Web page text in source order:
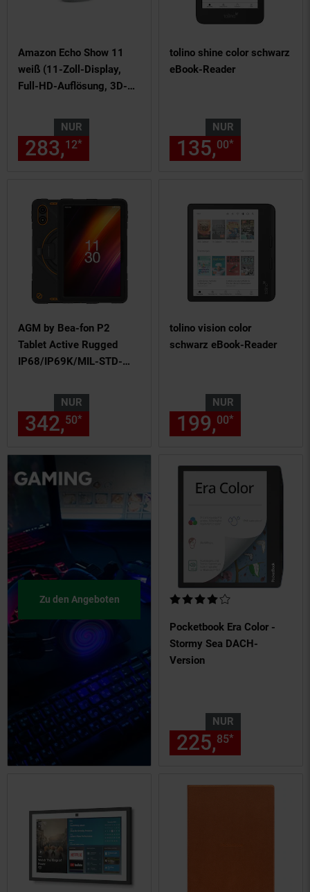
Amazon Echo Show 11
weiß (11-Zoll-Display,
Full-HD-Auflösung, 3D-
NUR
283,12* € Sternchen
tolino shine color schwarz
eBook-Reader
NUR
135,00*
AGM by Bea-fon P2
Tablet Active Rugged
IP68/IP69K/MIL-STD-
NUR
342,50* € Sternchen
tolino vision color
schwarz eBook-Reader
NUR
199,00*
Zu den Angeboten
Pocketbook Era Color -
Stormy Sea DACH-
Version
Kundenbewertung: 4 von 5
NUR
225,85*